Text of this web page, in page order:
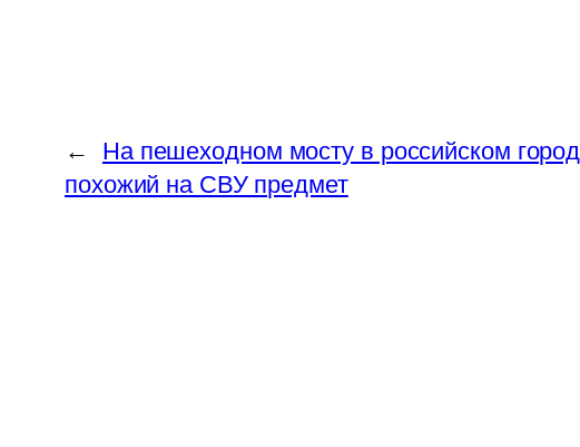
←
На пешеходном мосту в российском
похожий на СВУ предмет